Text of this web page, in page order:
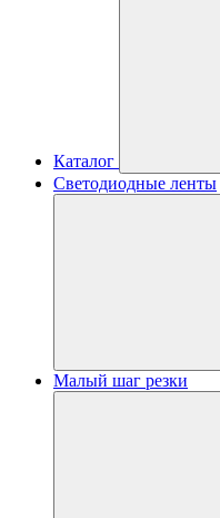
Каталог
Светодиодные ленты
Малый шаг резки